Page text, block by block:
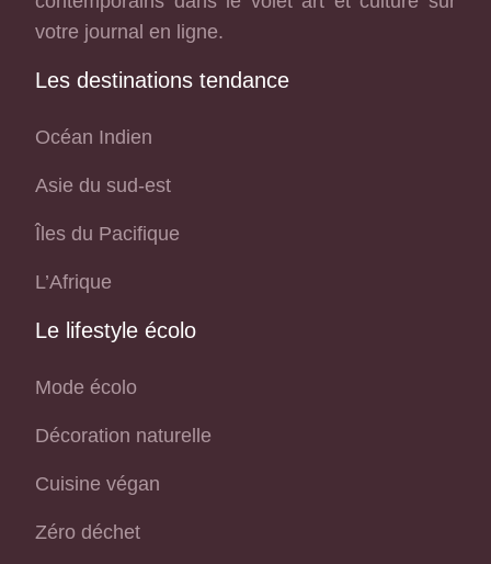
votre journal en ligne.
Les destinations tendance
Océan Indien
Asie du sud-est
Îles du Pacifique
L’Afrique
Le lifestyle écolo
Mode écolo
Décoration naturelle
Cuisine végan
Zéro déchet